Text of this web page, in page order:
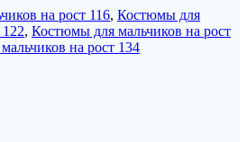
на рост 116, Костюмы для
122, Костюмы для мальчиков на рост
на рост 134